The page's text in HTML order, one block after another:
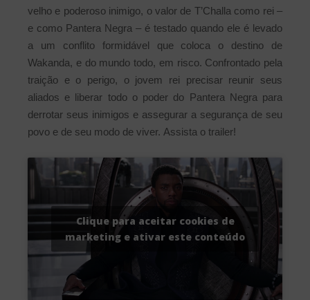
velho e poderoso inimigo, o valor de T’Challa como rei –
e como Pantera Negra – é testado quando ele é levado
a um conflito formidável que coloca o destino de
Wakanda, e do mundo todo, em risco. Confrontado pela
traição e o perigo, o jovem rei precisar reunir seus
aliados e liberar todo o poder do Pantera Negra para
derrotar seus inimigos e assegurar a segurança de seu
povo e de seu modo de viver. Assista o trailer!
Clique para aceitar cookies de
marketing e ativar este conteúdo